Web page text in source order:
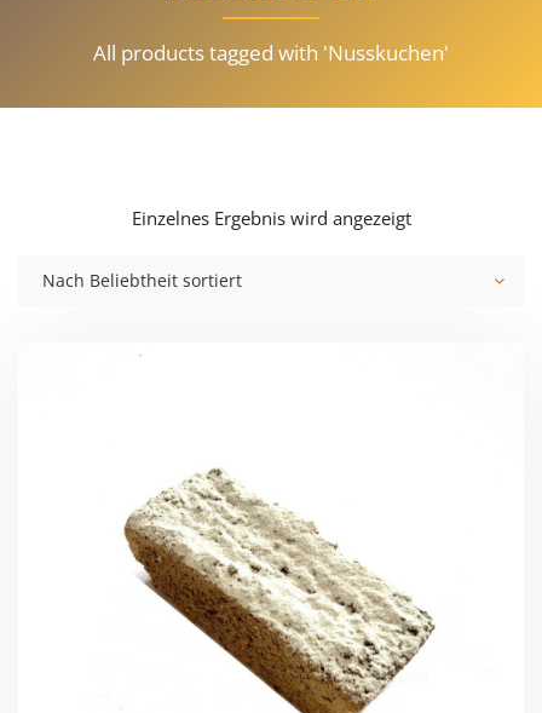
All products tagged with 'Nusskuchen'
Einzelnes Ergebnis wird angezeigt
Nach Beliebtheit sortiert